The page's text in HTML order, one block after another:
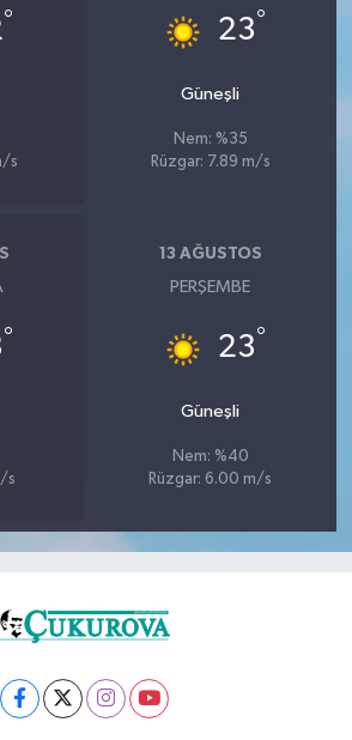
°
s
23°
Güneşli
Nem: %35
Rüzgar: 7.89 m/s
°
s
13 AĞUSTOS
PERŞEMBE
23°
Güneşli
Nem: %40
Rüzgar: 6.00 m/s